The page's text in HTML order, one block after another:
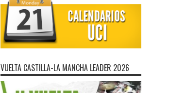
VUELTA CASTILLA-LA MANCHA LEADER 2026